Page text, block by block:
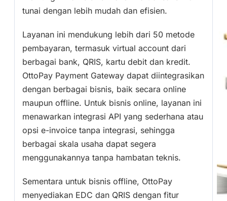
tunai dengan lebih mudah dan efisien.
Layanan ini mendukung lebih dari 50 metode
pembayaran, termasuk virtual account dari
berbagai bank, QRIS, kartu debit dan kredit.
OttoPay Payment Gateway dapat diintegrasikan
dengan berbagai bisnis, baik secara online
maupun offline. Untuk bisnis online, layanan ini
menawarkan integrasi API yang sederhana atau
opsi e-invoice tanpa integrasi, sehingga
berbagai skala usaha dapat segera
menggunakannya tanpa hambatan teknis.
Sementara untuk bisnis offline, OttoPay
menyediakan EDC dan QRIS dengan fitur